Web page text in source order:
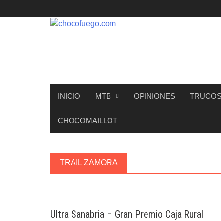
al
INICIO MTB OPINIONES
CHOCOMAILLOT
TRAIL ZAMORA
Ultra Sanabria – Gran Premio Caja Rural